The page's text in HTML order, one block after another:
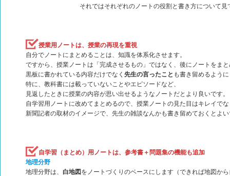
それではそれぞれのノートの役割と書き方について見
授業用ノートは、授業の再現を重視
自分でノートにまとめることは、知識を体系化させます。
ですから、授業ノートは「完成させるもの」ではなく、後にノートをま
黒板に書かれている内容だけでなく先生の言ったこと も書き留めるよう
特に、教科書には載っていないことやエピソードなど、
見返したときに授業の内容が思い出せるようなノートだとより良いです。
自学習用ノートに改めてまとめるので、授業ノートの見た目はキレイで
新聞記者の取材のイメージで、先生の雑談なんかも書き留めておくとよ
自学習（まとめ）用ノートは、参考書＋問題集の機能も追加
地理分野
地理分野は、 白地図をノートづくりのベースにします（できれば地図か